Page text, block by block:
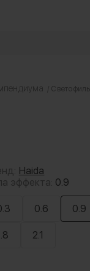
/
Haida
эффекта: 0.9
0.6 0.9
2.1